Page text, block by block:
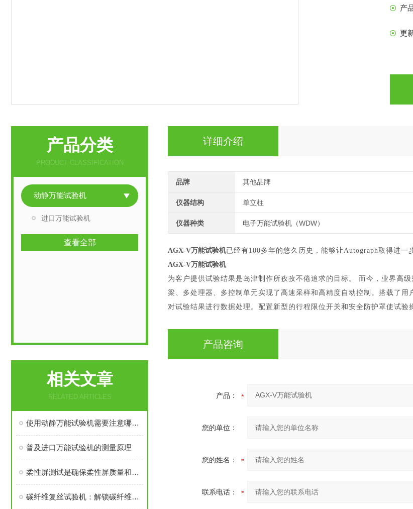
产
更
详细介绍
品牌 其他品牌
仪器结构 单立柱
仪器种类 电子万能试验机（WDW）
AGX-V万能试验机已经有100多年的悠久历史，能够让Autograph取得进一
AGX-V万能试验机
为客户提供试验结果是岛津制作所孜孜不倦追求的目标。 而今，业界高
梁、多处理器、多控制单元实现了高速采样和高精度自动控制。搭载了
对试验结果进行数据处理。配置新型的行程限位开关和安全防护罩使试验
产品咨询
产品：
您的单位：
您的姓名：
联系电话：
产品分类
PRODUCT CLASSIFICATION
动静万能试验机
进口万能试验机
查看全部
相关文章
RELATED ARTICLES
使用动静万能试验机需要注意哪些问题
普及进口万能试验机的测量原理
柔性屏测试是确保柔性屏质量和性能的重要手段
碳纤维复丝试验机：解锁碳纤维性能奥秘的钥匙